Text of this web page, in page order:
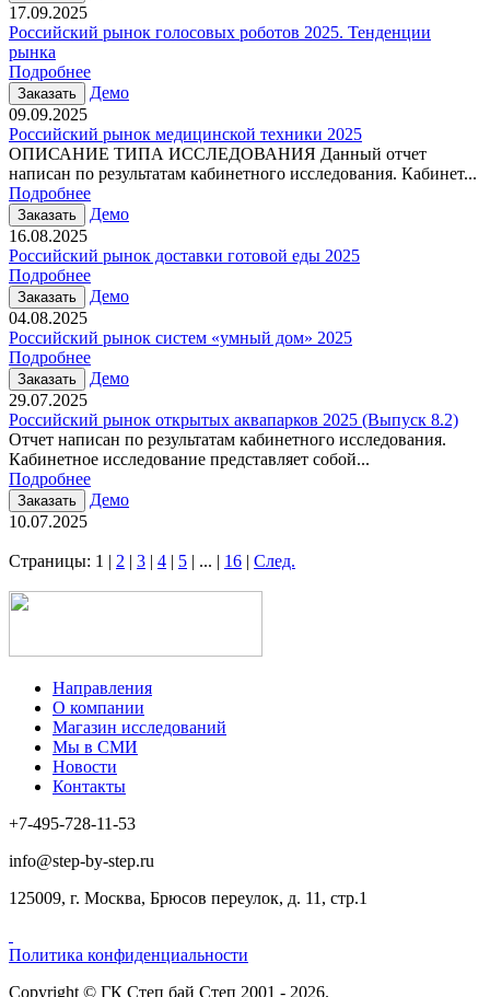
17.09.2025
Российский рынок голосовых роботов 2025. Тенденции
рынка
Подробнее
Заказать
Демо
09.09.2025
Российский рынок медицинской техники 2025
ОПИСАНИЕ ТИПА ИССЛЕДОВАНИЯ Данный отчет
написан по результатам кабинетного исследования. Кабинет...
Подробнее
Заказать
Демо
16.08.2025
Российский рынок доставки готовой еды 2025
Подробнее
Заказать
Демо
04.08.2025
Российский рынок систем «умный дом» 2025
Подробнее
Заказать
Демо
29.07.2025
Российский рынок открытых аквапарков 2025 (Выпуск 8.2)
Отчет написан по результатам кабинетного исследования.
Кабинетное исследование представляет собой...
Подробнее
Заказать
Демо
10.07.2025
Страницы: 1 | 2 | 3 | 4 | 5 | ... | 16 | След.
Направления
О компании
Магазин исследований
Мы в СМИ
Новости
Контакты
+7-495-728-11-53
info@step-by-step.ru
125009, г. Москва, Брюсов переулок, д. 11, стр.1
Политика конфиденциальности
Copyright © ГК Степ бай Степ 2001 - 2026.